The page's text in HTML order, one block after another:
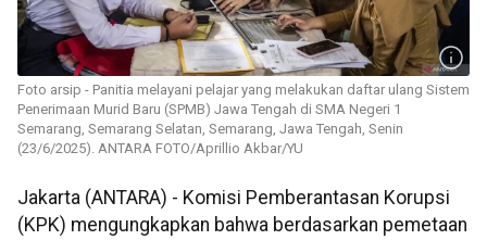
Foto arsip - Panitia melayani pelajar yang melakukan daftar ulang Sistem
Penerimaan Murid Baru (SPMB) Jawa Tengah di SMA Negeri 1
Semarang, Semarang Selatan, Semarang, Jawa Tengah, Senin
(23/6/2025). ANTARA FOTO/Aprillio Akbar/YU
Jakarta (ANTARA) - Komisi Pemberantasan Korupsi
(KPK) mengungkapkan bahwa berdasarkan pemetaan